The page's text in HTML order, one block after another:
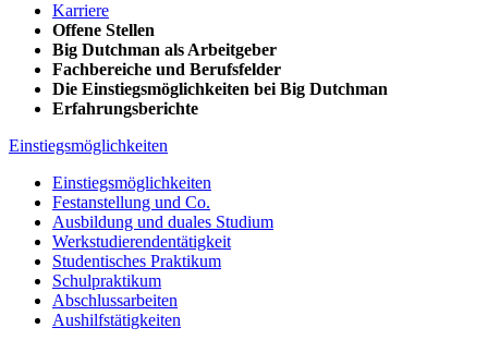
Karriere
Offene Stellen
Big Dutchman als Arbeitgeber
Fachbereiche und Berufsfelder
Die Einstiegsmöglichkeiten bei Big Dutchman
Erfahrungsberichte
Einstiegsmöglichkeiten
Einstiegsmöglichkeiten
Festanstellung und Co.
Ausbildung und duales Studium
Werkstudierendentätigkeit
Studentisches Praktikum
Schulpraktikum
Abschlussarbeiten
Aushilfstätigkeiten